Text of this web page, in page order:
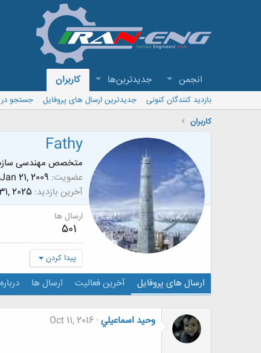
انجمن جدیدترین‌ها کاربران
بازدید کنندگان کنونی جدیدترین ارسال های پروفایل
جستجو در
کاربران
Fathy
متخصص مهندسی سازه
عضویت Jan 21, 2009
آخرین بازدید 2025
ارسال ها
501
پیدا کردن
ارسال های پروفایل آخرین فعالیت ارسال ها درباره
وحيد اسماعيلي Oct 11, 2016